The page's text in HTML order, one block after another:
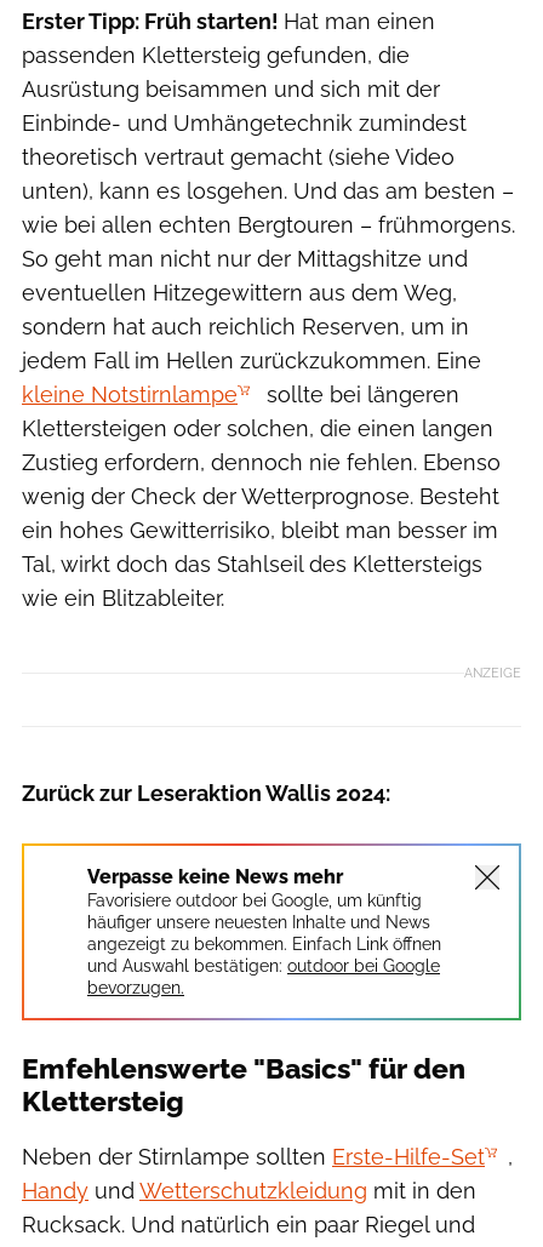
Erster Tipp: Früh starten! Hat man einen
passenden Klettersteig gefunden, die
Ausrüstung beisammen und sich mit der
Einbinde- und Umhängetechnik zumindest
theoretisch vertraut gemacht (siehe Video
unten), kann es losgehen. Und das am besten –
wie bei allen echten Bergtouren – frühmorgens.
So geht man nicht nur der Mittagshitze und
eventuellen Hitzegewittern aus dem Weg,
sondern hat auch reichlich Reserven, um in
jedem Fall im Hellen zurückzukommen. Eine
kleine Notstirnlampe
sollte bei längeren
Klettersteigen oder solchen, die einen langen
Zustieg erfordern, dennoch nie fehlen. Ebenso
wenig der Check der Wetterprognose. Besteht
ein hohes Gewitterrisiko, bleibt man besser im
Tal, wirkt doch das Stahlseil des Klettersteigs
wie ein Blitzableiter.
ANZEIGE
Zurück zur Leseraktion Wallis 2024:
Verpasse keine News mehr
Favorisiere outdoor bei Google, um künftig
häufiger unsere neuesten Inhalte und News
angezeigt zu bekommen. Einfach Link öffnen
und Auswahl bestätigen: outdoor bei Google
bevorzugen.
Emfehlenswerte "Basics" für den
Klettersteig
Neben der Stirnlampe sollten Erste-Hilfe-Set
,
Handy und Wetterschutzkleidung mit in den
Rucksack. Und natürlich ein paar Riegel und